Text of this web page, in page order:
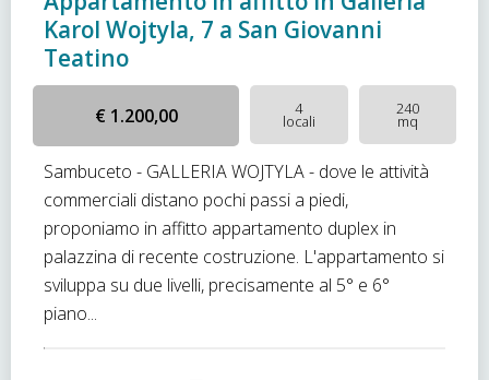
Karol Wojtyla, 7 a San Giovanni
Teatino
€ 1.200,00 4
locali
240
mq
Sambuceto - GALLERIA WOJTYLA - dove le attività
commerciali distano pochi passi a piedi,
proponiamo in affitto appartamento duplex in
palazzina di recente costruzione. L'appartamento si
sviluppa su due livelli, precisamente al 5° e 6°
piano...